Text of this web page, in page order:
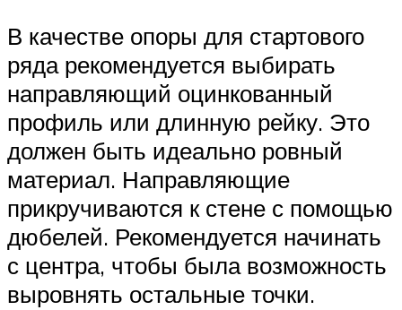
В качестве опоры для стартового
ряда рекомендуется выбирать
направляющий оцинкованный
профиль или длинную рейку. Это
должен быть идеально ровный
материал. Направляющие
прикручиваются к стене с помощью
дюбелей. Рекомендуется начинать
с центра, чтобы была возможность
выровнять остальные точки.